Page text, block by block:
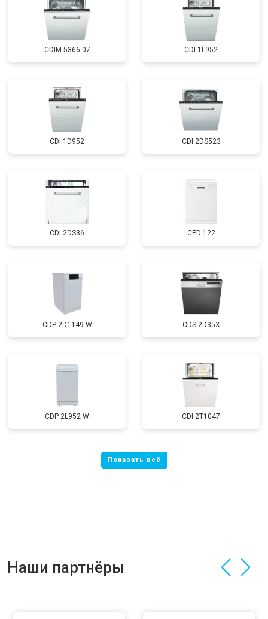
CDIM 5366-07 CDI 1L952
CDI 1D952 CDI 2DS523
CDI 2DS36 CED 122
CDP 2D1149 W CDS 2D35X
CDP 2L952 W CDI 2T1047
Наши партнёры